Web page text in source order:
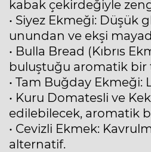
kabak çekirdeğiyle
• Siyez Ekmeği: Düşük
unundan ve ekşi
• Bulla Bread (Kıbrıs
buluştuğu aromatik bir
• Tam Buğday Ekmeği:
• Kuru Domatesli ve
edilebilecek, aromatik
• Cevizli Ekmek:
alternatif.